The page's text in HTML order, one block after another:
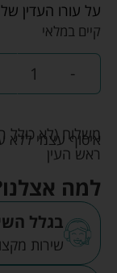
על עורו העדין
קיים במלאי
-
משלוח (לא כולל
ראש העין
למה
בגלל
שירות